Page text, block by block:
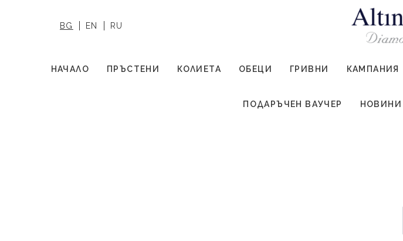
BG EN RU
НАЧАЛО ПРЪСТЕНИ КОЛИЕТА ОБЕЦИ ГРИВНИ КАМПАНИЯ
ПОДАРЪЧЕН ВАУЧЕР НОВИНИ